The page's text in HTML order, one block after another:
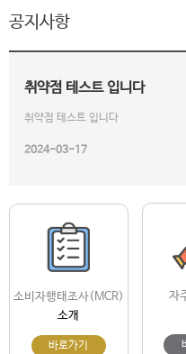
공지사항
취약점 테스트 입니다
취약점 테스트 입니다
2024-03-17
소비자행태조사(MCR)
소개
바로가기
자